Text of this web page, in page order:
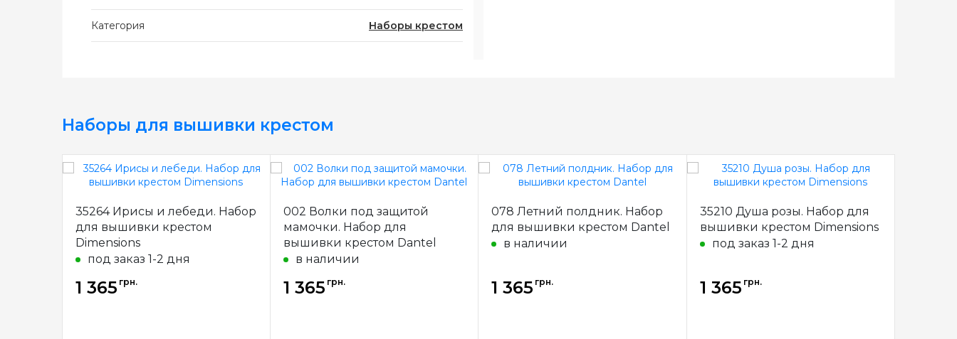
Категория Наборы крестом
Наборы для вышивки крестом
35264 Ирисы и лебеди. Набор
для вышивки крестом
Dimensions
под заказ 1-2 дня
1 365 грн.
002 Волки под защитой
мамочки. Набор для
вышивки крестом Dantel
в наличии
1 365 грн.
078 Летний полдник. Набор
для вышивки крестом Dantel
в наличии
1 365 грн.
35210 Душа розы. Набор для
вышивки крестом Dimensions
под заказ 1-2 дня
1 365 грн.